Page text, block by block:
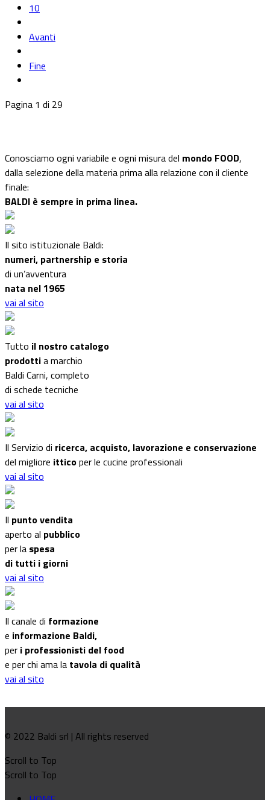
10
Avanti
Fine
Pagina 1 di 29
Conosciamo ogni variabile e ogni misura del mondo FOOD,
dalla selezione della materia prima alla relazione con il cliente
finale:
BALDI è sempre in prima linea.
Il sito istituzionale Baldi:
numeri, partnership e storia
di un’avventura
nata nel 1965
vai al sito
Tutto il nostro catalogo
prodottia marchio
Baldi Carni, completo
di schede tecniche
vai al sito
Il Servizio di ricerca, acquisto, lavorazione e conservazione
del migliore itticoper le cucine professionali
vai al sito
Il punto vendita
aperto al pubblico
per la spesa
di tutti i giorni
vai al sito
Il canale di formazione
e informazione Baldi,
per i professionisti del food
e per chi ama la tavola di qualità
vai al sito
© 2022 Baldi srl | All rights reserved
Scroll to Top
Scroll to Top